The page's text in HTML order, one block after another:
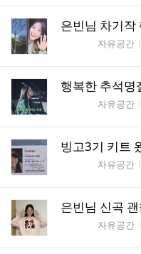
은빈님 차기작
자유공간
행복한 추석명
자유공간
빙고3기 키트
자유공간
은빈님 신곡
자유공간